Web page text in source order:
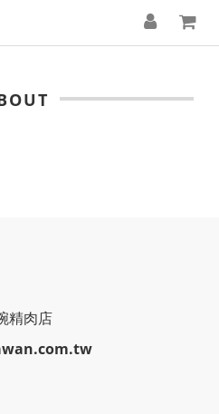
精肉店